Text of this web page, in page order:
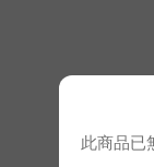
此商品已